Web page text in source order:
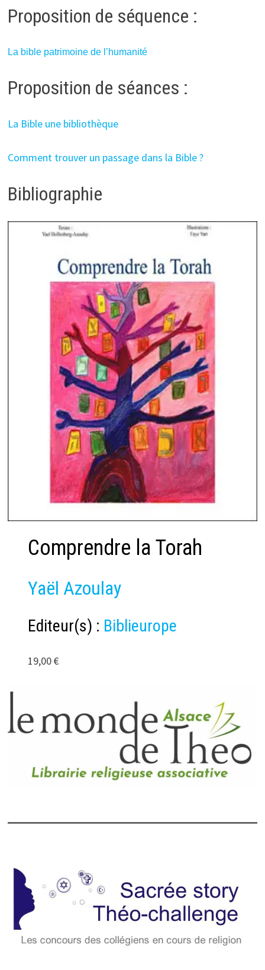
Proposition de séquence :
La bible patrimoine de l’humanité
Proposition de séances :
La Bible une bibliothèque
Comment trouver un passage dans la Bible ?
Bibliographie
Comprendre la Torah
Yaël Azoulay
Editeur(s) : Biblieurope
19,00 €